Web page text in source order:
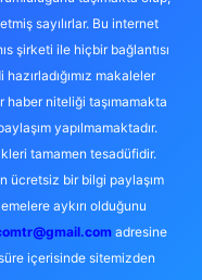
sayılırlar. Bu internet
şirketi ile hiçbir bağlantısı
makaleler
haber niteliği taşımamakta
yapılmamaktadır.
tamamen tesadüfidir.
ücretsiz bir bilgi paylaşım
aykırı olduğunu
adresine
içerisinde sitemizden